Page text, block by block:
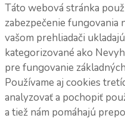
Táto webová stránka
zabezpečenie fungovania
vašom prehliadači
kategorizované ako
pre fungovanie
Používame aj cookies
analyzovať a pochopiť
a tiež nám pomáhajú